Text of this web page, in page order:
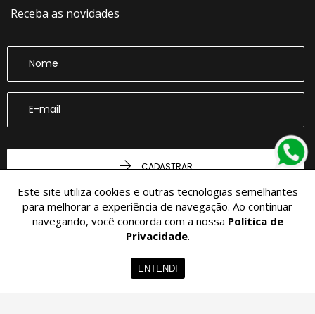
Imóveis
Receba as novidades
CADASTRAR
Este site utiliza cookies e outras tecnologias semelhantes
para melhorar a experiência de navegação. Ao continuar
navegando, você concorda com a nossa Política de
Privacidade.
ENTENDI